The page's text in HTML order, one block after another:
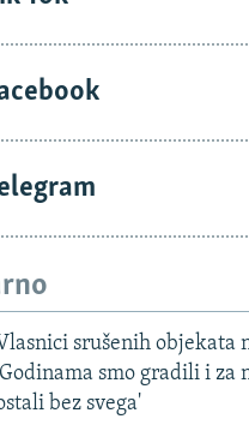
srušenih objekata
smo gradili i za
bez svega'